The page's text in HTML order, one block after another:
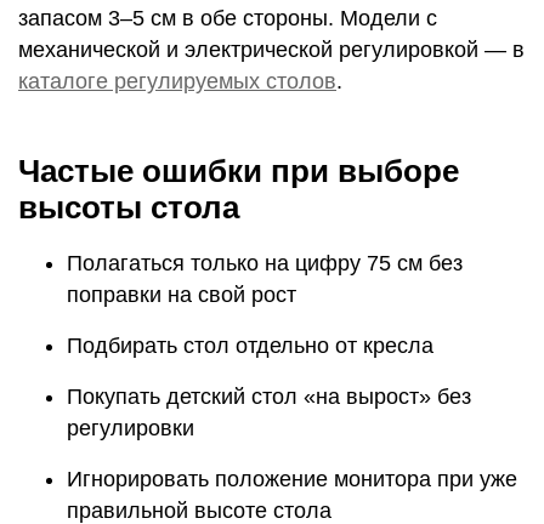
запасом 3–5 см в обе стороны. Модели с
механической и электрической регулировкой — в
каталоге регулируемых столов.
Частые ошибки при выборе
высоты стола
Полагаться только на цифру 75 см без
поправки на свой рост
Подбирать стол отдельно от кресла
Покупать детский стол «на вырост» без
регулировки
Игнорировать положение монитора при уже
правильной высоте стола